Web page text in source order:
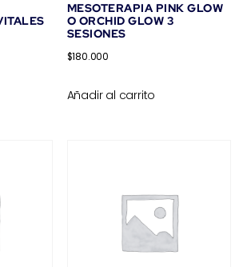
MESOTERAPIA PINK GLOW
O ORCHID GLOW 3
SESIONES
$180.000
Añadir al carrito